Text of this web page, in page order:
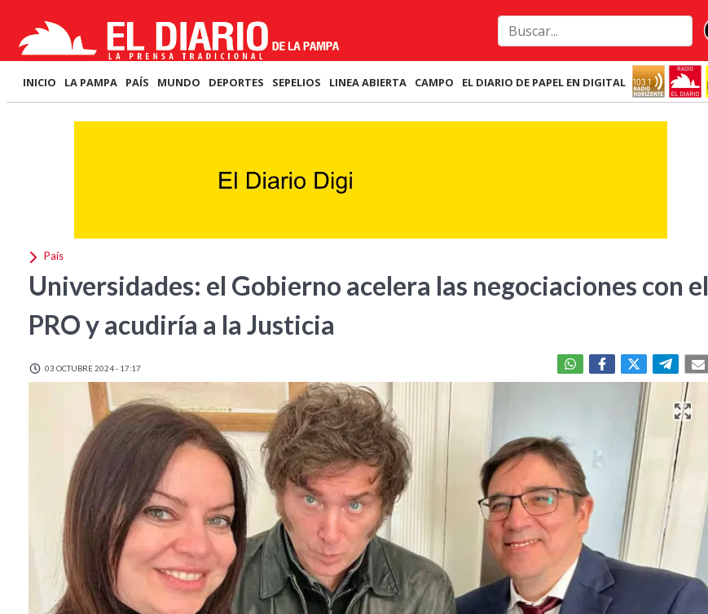
INICIO LA PAMPA PAÍS MUNDO DEPORTES SEPELIOS LINEA ABIERTA CAMPO EL DIARIO DE PAPEL EN DIGITAL
País
Universidades: el Gobierno acelera las negociaciones con el
PRO y acudiría a la Justicia
03 OCTUBRE 2024 - 17:17